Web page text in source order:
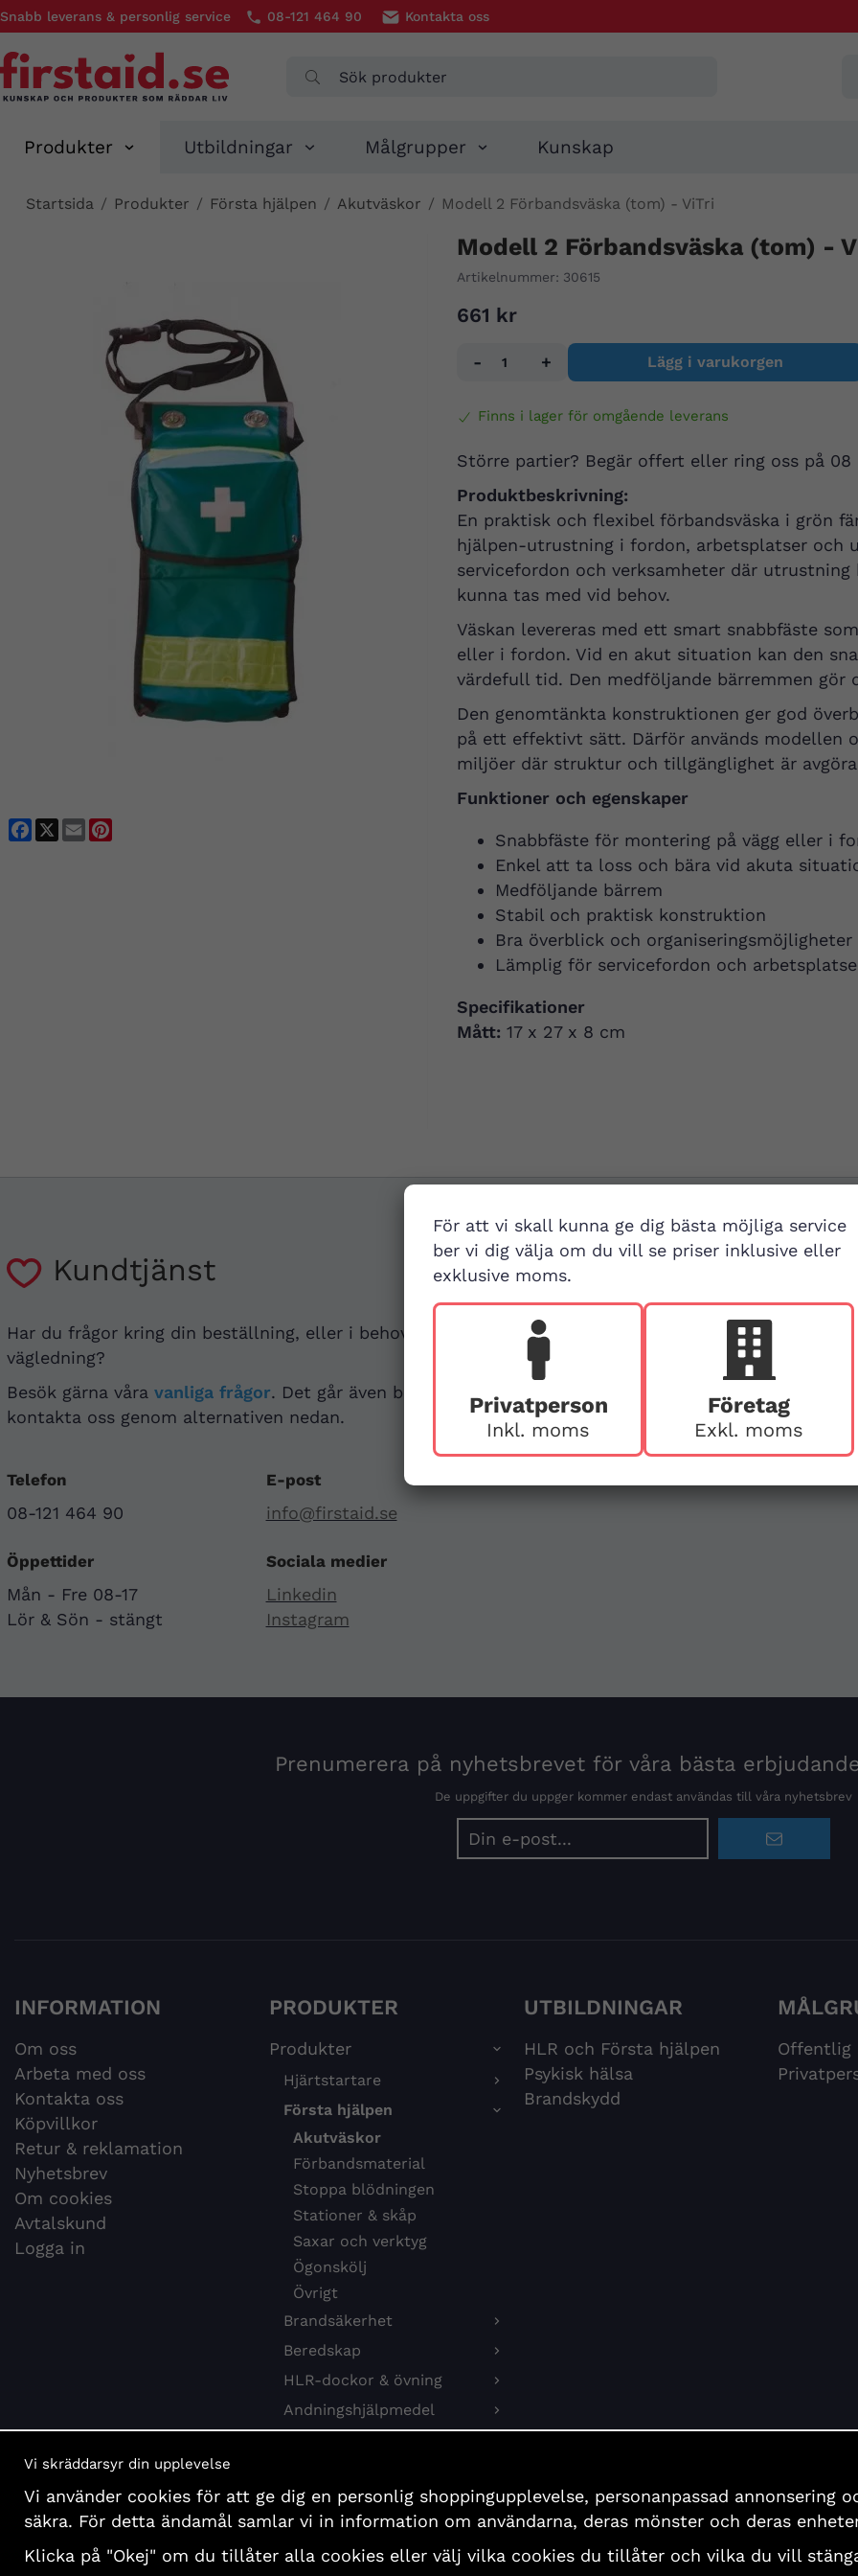
För att vi skall kunna ge dig bästa möjliga service
ber vi dig välja om du vill se priser inklusive eller
exklusive moms.
Privatperson
Inkl. moms
Företag
Exkl. moms
Snabb leverans & personlig service 08-121 464 90 Kontakta oss
Produkter Utbildningar Målgrupper Kunskap
Startsida / Produkter / Första hjälpen / Akutväskor / Modell 2 Förbandsväska (tom) - ViTri
Facebook
X Email
Modell 2 Förbandsväska (tom) -
Artikelnummer: 30615
661 kr
- + Lägg i varukorgen
Finns i lager för omgående leverans
Större partier? Begär offert eller ring oss på 08
Produktbeskrivning:
En praktisk och flexibel förbandsväska i grön
hjälpen-utrustning i fordon, arbetsplatser och
servicefordon och verksamheter där
kunna tas med vid behov.
Väskan levereras med ett smart snabbfäste
eller i fordon. Vid en akut situation kan den
värdefull tid. Den medföljande bärremmen gör
Den genomtänkta konstruktionen ger god
på ett effektivt sätt. Därför används modellen
miljöer där struktur och tillgänglighet är
Funktioner och egenskaper
Snabbfäste för montering på vägg eller i
Enkel att ta loss och bära vid akuta
Medföljande bärrem
Stabil och praktisk konstruktion
Bra överblick och organiseringsmöjligheter
Lämplig för servicefordon och
Specifikationer
Mått: 17 x 27 x 8 cm
Kundtjänst
Har du frågor kring din beställning, eller i behov av
vägledning?
Besök gärna våra vanliga frågor. Det går även bra att
kontakta oss genom alternativen nedan.
Telefon
08-121 464 90
E-post
info@firstaid.se
Öppettider
Mån - Fre 08-17
Lör & Sön - stängt
Sociala medier
Linkedin
Instagram
Besök
First Aid Sweden
Hägerstensvägen 125
126 48 Hägersten,
Stockholm
Ring före vid besök
Prenumerera på nyhetsbrevet för våra bästa
De uppgifter du uppger kommer endast användas till våra nyhetsbrev
postadress
INFORMATION
Om oss
Arbeta med oss
Kontakta oss
Köpvillkor
Retur & reklamation
Nyhetsbrev
Om cookies
Avtalskund
Logga in
PRODUKTER
Produkter
Hjärtstartare
Första hjälpen
Akutväskor
Förbandsmaterial
Stoppa blödningen
Stationer & skåp
Saxar och verktyg
Ögonskölj
Övrigt
Brandsäkerhet
Beredskap
HLR-dockor & övning
Andningshjälpmedel
Böcker och affischer
Presentartiklar
UTBILDNINGAR
HLR och Första hjälpen
Psykisk hälsa
Brandskydd
Offentlig
Vi skräddarsyr din upplevelse
Vi använder cookies för att ge dig en personlig shoppingupplevelse, personanpassad
säkra. För detta ändamål samlar vi in information om användarna, deras mönster och deras
Klicka på "Okej" om du tillåter alla cookies eller välj vilka cookies du tillåter och vilka du vill